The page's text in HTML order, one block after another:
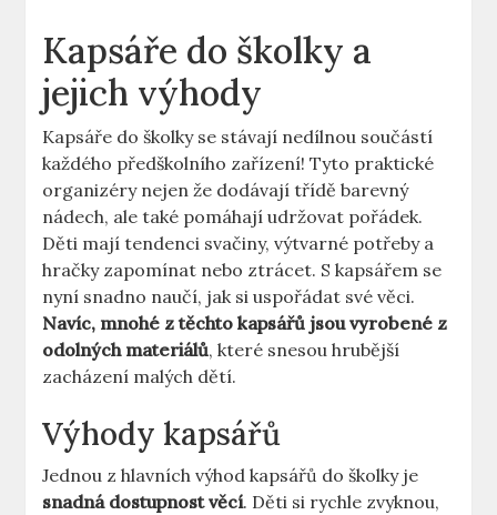
Kapsáře do školky a
jejich výhody
Kapsáře do školky se stávají nedílnou součástí
každého předškolního zařízení! Tyto praktické
organizéry nejen že dodávají třídě barevný
nádech, ale také pomáhají udržovat pořádek.
Děti mají tendenci svačiny, výtvarné potřeby a
hračky zapomínat nebo ztrácet. S kapsářem se
nyní snadno naučí, jak si uspořádat své věci.
Navíc, mnohé z těchto kapsářů jsou vyrobené z
odolných materiálů, které snesou hrubější
zacházení malých dětí.
Výhody kapsářů
Jednou z hlavních výhod kapsářů do školky je
snadná dostupnost věcí. Děti si rychle zvyknou,